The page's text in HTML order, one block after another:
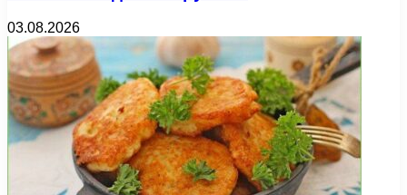
03.08.2026